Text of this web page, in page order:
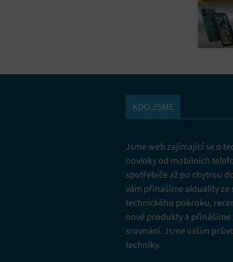
KDO JSME
Jsme web zajímající se o
novinky od mobilních
spotřebiče až po chytrou
vám přinášíme aktuality ze
technického pokroku,
nové produkty a přinášíme
srovnání. Jsme vaším
techniky.